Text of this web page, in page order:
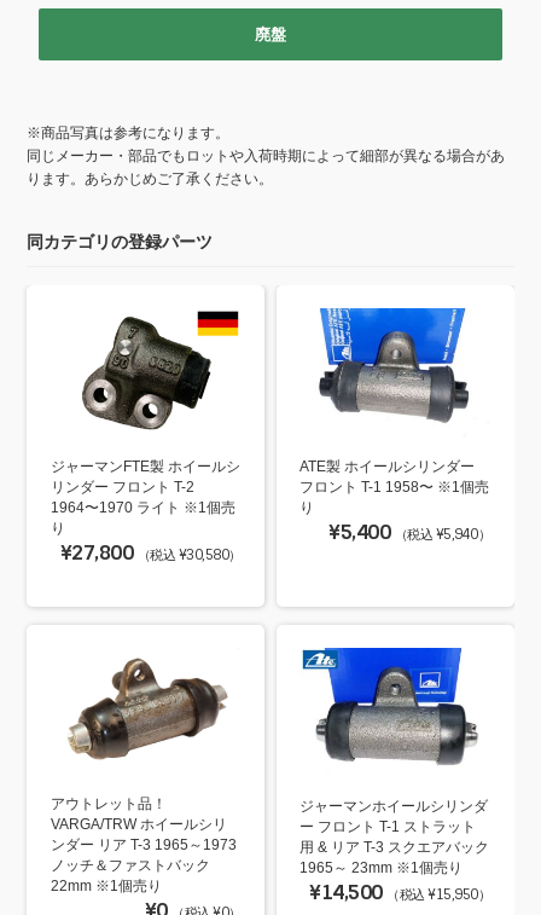
廃盤
※商品写真は参考になります。
同じメーカー・部品でもロットや入荷時期によって細部が異なる場合があ
ります。あらかじめご了承ください。
同カテゴリの登録パーツ
ジャーマンFTE製 ホイールシ
リンダー フロント T-2
1964〜1970 ライト ※1個売
り
¥27,800 （税込 ¥30,580）
ATE製 ホイールシリンダー
フロント T-1 1958〜 ※1個売
り
¥5,400 （税込 ¥5,940）
アウトレット品！
VARGA/TRW ホイールシリ
ンダー リア T-3 1965～1973
ノッチ＆ファストバック
22mm ※1個売り
ジャーマンホイールシリンダ
ー フロント T-1 ストラット
用 & リア T-3 スクエアバック
1965～ 23mm ※1個売り
¥14,500 （税込 ¥15,950）